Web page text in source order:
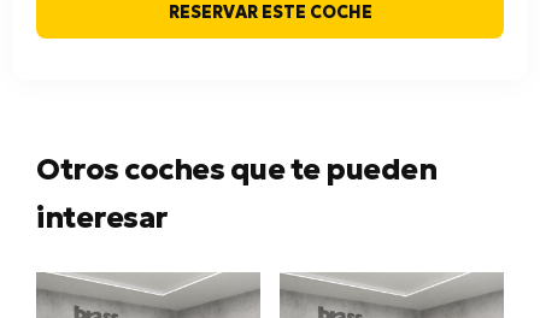
RESERVAR ESTE COCHE
Otros coches que te pueden
interesar